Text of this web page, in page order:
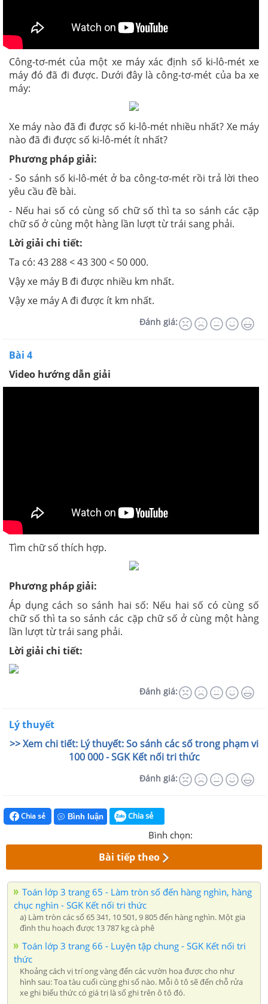
Công-tơ-mét của một xe máy xác định số ki-lô-mét xe
máy đó đã đi được. Dưới đây là công-tơ-mét của ba xe
máy:
Xe máy nào đã đi được số ki-lô-mét nhiều nhất? Xe máy
nào đã đi được số ki-lô-mét ít nhất?
Phương pháp giải:
- So sánh số ki-lô-mét ở ba công-tơ-mét rồi trả lời theo
yêu cầu đề bài.
- Nếu hai số có cùng số chữ số thì ta so sánh các cặp
chữ số ở cùng một hàng lần lượt từ trái sang phải.
Lời giải chi tiết:
Ta có: 43 288 < 43 300 < 50 000.
Vậy xe máy B đi được nhiều km nhất.
Vậy xe máy A đi được ít km nhất.
Đánh giá:
Bài 4
Video hướng dẫn giải
Tìm chữ số thích hợp.
Phương pháp giải:
Áp dụng cách so sánh hai số: Nếu hai số có cùng số
chữ số thì ta so sánh các cặp chữ số ở cùng một hàng
lần lượt từ trái sang phải.
Lời giải chi tiết:
Đánh giá:
Lý thuyết
>> Xem chi tiết: Lý thuyết: So sánh các số trong phạm vi
100 000 - SGK Kết nối tri thức
Đánh giá:
Chia sẻ Bình luận Chia sẻ
Bình chọn:
Bài tiếp theo
Toán lớp 3 trang 65 - Làm tròn số đến hàng nghìn, hàng
chục nghìn - SGK Kết nối tri thức
a) Làm tròn các số 65 341, 10 501, 9 805 đến hàng nghìn. Một gia
đình thu hoạch được 13 787 kg cà phê
Toán lớp 3 trang 66 - Luyện tập chung - SGK Kết nối tri
thức
Khoảng cách vị trí ong vàng đến các vườn hoa được cho như
hình sau: Toa tàu cuối cùng ghi số nào. Mỗi ô tô sẽ đến chỗ rửa
xe ghi biểu thức có giá trị là số ghi trên ô tô đó.